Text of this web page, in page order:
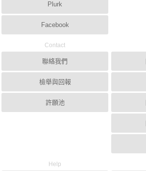
Plurk
Facebook
Contact
聯絡我們
檢舉與回報
許願池
Help